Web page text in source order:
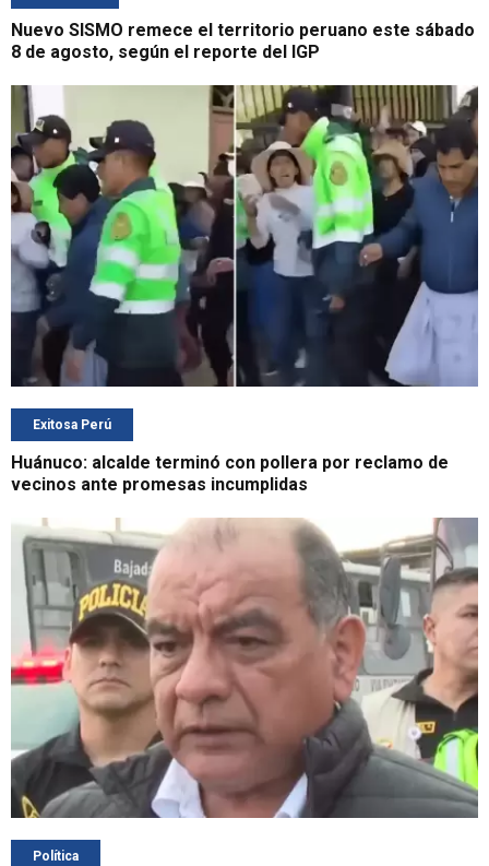
Nuevo SISMO remece el territorio peruano este sábado
8 de agosto, según el reporte del IGP
Exitosa Perú
Huánuco: alcalde terminó con pollera por reclamo de
vecinos ante promesas incumplidas
Política